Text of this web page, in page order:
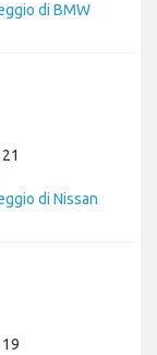
di BMW
di Nissan